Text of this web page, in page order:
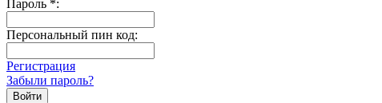
Пароль *:
Персональный пин код:
Регистрация
Забыли пароль?